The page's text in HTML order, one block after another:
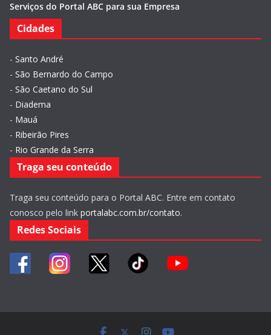
Serviços do Portal ABC para sua Empresa
Cidades
- Santo André
- São Bernardo do Campo
- São Caetano do Sul
- Diadema
- Mauá
- Ribeirão Pires
- Rio Grande da Serra
Traga seu conteúdo
Traga seu conteúdo para o Portal ABC. Entre em contato
conosco pelo link portalabc.com.br/contato.
Redes Sociais